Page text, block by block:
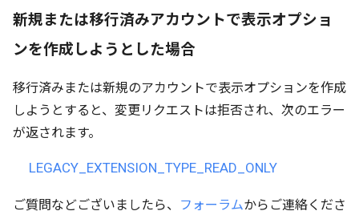
新規または移行済みアカウントで表示オプショ
ンを作成しようとした場合
移行済みまたは新規のアカウントで表示オプションを作成
しようとすると、変更リクエストは拒否され、次のエラー
が返されます。
LEGACY_EXTENSION_TYPE_READ_ONLY
ご質問などございましたら、 フォーラムからご連絡くださ